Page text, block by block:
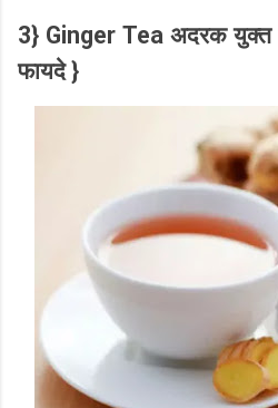
3} Ginger Teaअदरक युक्त
फायदे}